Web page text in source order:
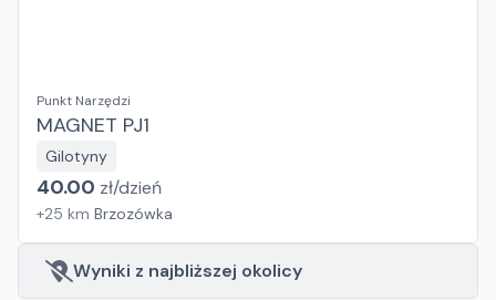
Punkt Narzędzi
MAGNET PJ1
Gilotyny
40.00 zł/dzień
+25 km Brzozówka
Wyniki z najbliższej okolicy